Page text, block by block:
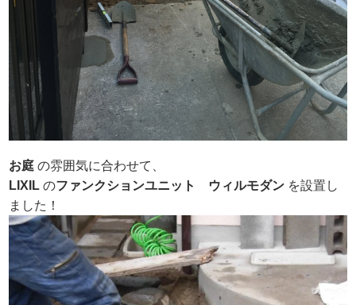
お庭の雰囲気に合わせて、
LIXILのファンクションユニット ウィルモダン を設置し
ました！